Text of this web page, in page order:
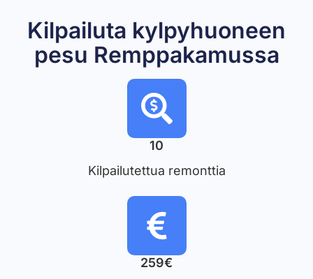
Kilpailuta kylpyhuoneen
pesu Remppakamussa
10
Kilpailutettua remonttia
259€